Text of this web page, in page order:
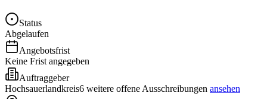
Status
Abgelaufen
Angebotsfrist
Keine Frist angegeben
Auftraggeber
Hochsauerlandkreis6 weitere offene Ausschreibungen ansehen